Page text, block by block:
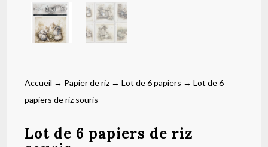
Accueil → Papier de riz →Lot de 6 papiers → Lot de 6
papiers de riz souris
Lot de 6 papiers de riz